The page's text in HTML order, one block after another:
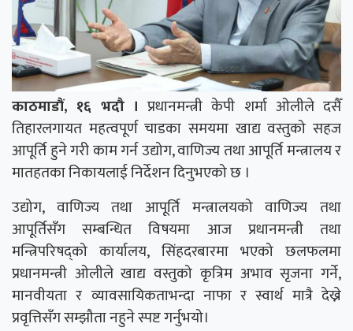
काठमाडौं, १६ भदौ । प्रधानमन्त्री केपी शर्मा ओलीले दसैँ
तिहारलगायत महत्वपूर्ण चाडका समयमा खाद्य वस्तुको सहज
आपूर्ति हुने गरी काम गर्न उद्योग, वाणिज्य तथा आपूर्ति मन्त्रालय र
मातहतका निकायलाई निर्देशन दिनुभएको छ ।
उद्योग, वाणिज्य तथा आपूर्ति मन्त्रालयको वाणिज्य तथा
आपूर्तिसँग सम्बन्धित विषयमा आज प्रधानमन्त्री तथा
मन्त्रिपरिषद्को कार्यालय, सिंहदरबारमा भएको छलफलमा
प्रधानमन्त्री ओलीले खाद्य वस्तुको कृत्रिम अभाव सृजना गर्ने,
मानवीयता र व्यावसायिकताभन्दा नाफा र स्वार्थ मात्रै देख्ने
प्रवृत्तिसँग सम्झौता नहुने स्पष्ट गर्नुभयो।